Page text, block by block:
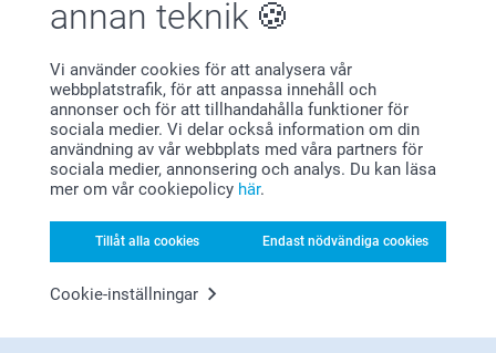
annan teknik
Vi använder cookies för att analysera vår
webbplatstrafik, för att anpassa innehåll och
annonser och för att tillhandahålla funktioner för
sociala medier. Vi delar också information om din
användning av vår webbplats med våra partners för
sociala medier, annonsering och analys. Du kan läsa
mer om vår cookiepolicy här.
Tillåt alla cookies Endast nödvändiga cookies
Cookie-inställningar
glasögon, ennyckelring för dina nycklar eller en väskkrok
för att hänga din personliga väska på. Här på sidan finner
du alla de vardagliga nödvändigheterna som ska i…